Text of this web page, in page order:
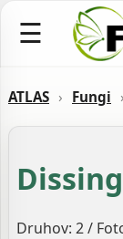
☰
ATLAS › Fungi ›
Druhov: 2 /